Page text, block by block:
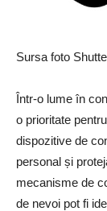
Sursa foto
Într-o lume în
o prioritate
dispozitive de
personal și
mecanisme de
de nevoi pot fi